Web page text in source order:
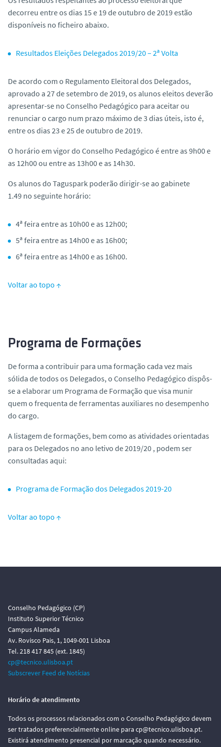
decorreu entre os dias 15 e 19 de outubro de 2019 estão
disponíveis no ficheiro abaixo.
Resultados Eleições Delegados 2019/20 – 2ª Volta
De acordo com o Regulamento Eleitoral dos Delegados,
aprovado a 27 de setembro de 2019, os alunos eleitos deverão
apresentar-se no Conselho Pedagógico para aceitar ou
renunciar o cargo num prazo máximo de 3 dias úteis, isto é,
entre os dias 23 e 25 de outubro de 2019.
O horário em vigor do Conselho Pedagógico é entre as 9h00 e
as 12h00 ou entre as 13h00 e as 14h30.
Os alunos do Taguspark poderão dirigir-se ao gabinete
1.49 no seguinte horário:
4ª feira entre as 10h00 e as 12h00;
5ª feira entre as 14h00 e as 16h00;
6ª feira entre as 14h00 e as 16h00.
Voltar ao topo ↑
Programa de Formações
De forma a contribuir para uma formação cada vez mais
sólida de todos os Delegados, o Conselho Pedagógico dispôs-
se a elaborar um Programa de Formação que visa munir
quem o frequenta de ferramentas auxiliares no desempenho
do cargo.
A listagem de formações, bem como as atividades orientadas
para os Delegados no ano letivo de 2019/20 , podem ser
consultadas aqui:
Programa de Formação dos Delegados 2019-20
Voltar ao topo ↑
Conselho Pedagógico (CP)
Instituto Superior Técnico
Campus Alameda
Av. Rovisco Pais, 1, 1049-001 Lisboa
Tel. 218 417 845 (ext. 1845)
cp@tecnico.ulisboa.pt
Subscrever Feed de Notícias
Horário de atendimento
Todos os processos relacionados com o Conselho Pedagógico devem
ser tratados preferencialmente online para cp@tecnico.ulisboa.pt.
Existirá atendimento presencial por marcação quando necessário.